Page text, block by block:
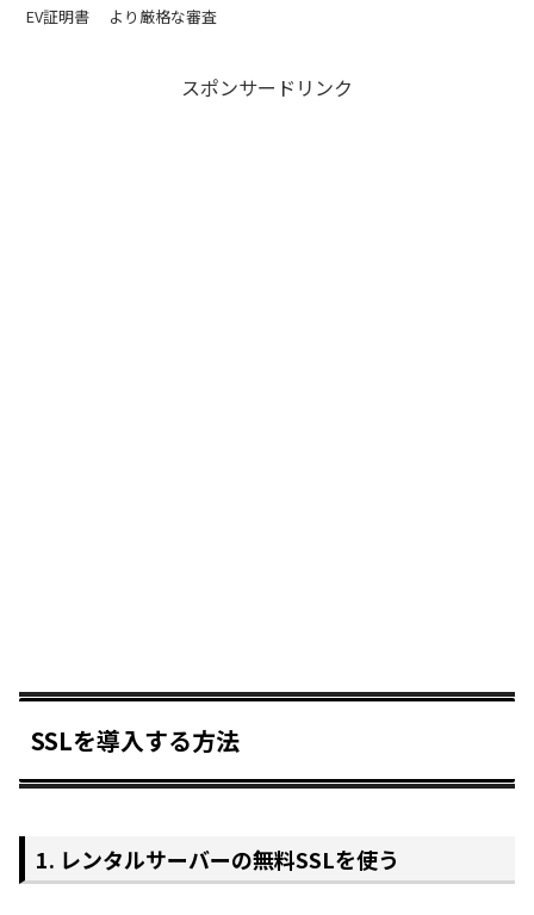
EV証明書 より厳格な審査
スポンサードリンク
SSLを導入する方法
1. レンタルサーバーの無料SSLを使う